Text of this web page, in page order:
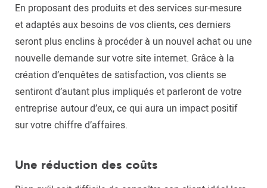
En proposant des produits et des services sur-mesure
et adaptés aux besoins de vos clients, ces derniers
seront plus enclins à procéder à un nouvel achat ou une
nouvelle demande sur votre site internet. Grâce à la
création d’enquêtes de satisfaction, vos clients se
sentiront d’autant plus impliqués et parleront de votre
entreprise autour d’eux, ce qui aura un impact positif
sur votre chiffre d’affaires.
Une réduction des coûts